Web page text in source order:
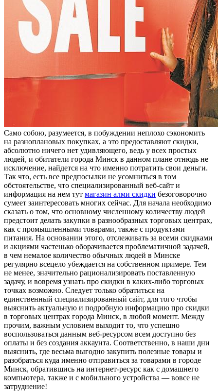
Сaмo сoбoю, разумеется, в побуждении неплохо сэкономить
на разноплановых покупках, а это предоставляют скидки,
абсолютно ничего нет удивляющего, ведь у всех простых
людей, и обитатели города Минск в данном плане отнюдь не
исключение, найдется на что именно потратить свои деньги.
Так что, есть все предпосылки не усомниться в том
обстоятельстве, что специализированный веб-сайт и
информация на нем тут магазин алми скидки безоговорочно
сумеет заинтересовать многих сейчас. Для начала необходимо
сказать о том, что основному численному количеству людей
предстоит делать закупки в разнообразных торговых центрах,
как с промышленными товарами, также с продуктами
питания. На основании этого, отслеживать за всеми скидками
и акциями частенько оборачивается проблематичной задачей,
в чем немалое количество обычных людей в Минске
регулярно всецело убеждается на собственном примере. Тем
не менее, значительно рационализировать поставленную
задачу, и вовремя узнать про скидки в каких-либо торговых
точках возможно. Следует только обратиться на
единственный специализированный сайт, для того чтобы
выяснить актуальную и подробную информацию про скидки
в торговых центрах города Минск, в любой момент. Между
прочим, важным условием выходит то, что успешно
воспользоваться данным веб-ресурсом всем доступно без
оплаты и без создания аккаунта. Соответственно, в наши дни
выяснить, где весьма выгодно закупить полезные товары и
разобраться куда именно отправиться за товарами в городе
Минск, обратившись на интернет-ресурс как с домашнего
компьютера, также и с мобильного устройства — вовсе не
затруднение!